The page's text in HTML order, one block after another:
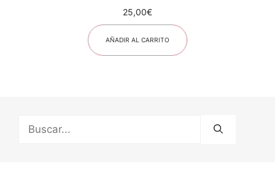
25,00€
AÑADIR AL CARRITO